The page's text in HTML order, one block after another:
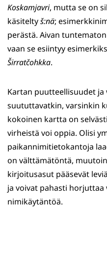
Koskamjavri, mutta se on
käsiteltyš:nä;
perästä. Aivan tuntematon
vaan se esiintyy
Širratčohkka.
Kartan puutteellisuudet
suututtavatkin, varsinkin
kokoinen kartta on
virheistä voi oppia. Olisi
paikannimitietokantoja
on välttämätöntä,
kirjoitusasut pääsevät
ja voivat pahasti
nimikäytäntöä.